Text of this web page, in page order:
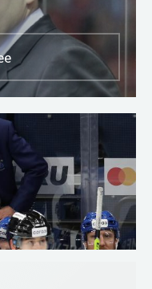
«Хоккей»